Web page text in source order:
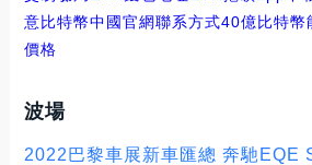
意比特幣中國官網聯系方式40億比特幣
價格
波場
2022巴黎車展新車匯總 奔馳EQE